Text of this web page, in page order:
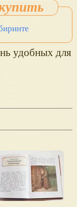
удобных для